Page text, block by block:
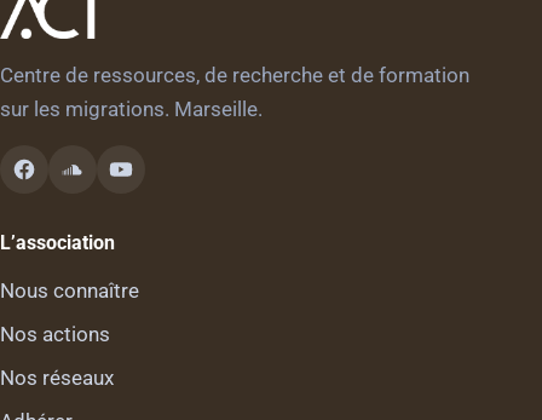
publications
Centre de ressources, de recherche et de formation
sur les migrations. Marseille.
L’association
Nous connaître
Nos actions
Nos réseaux